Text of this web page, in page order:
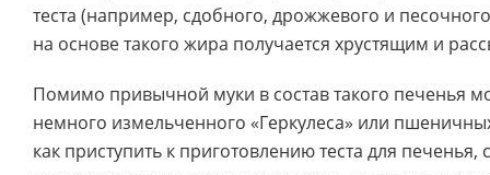
теста (например, сдобного, дрожжевого и
на основе такого жира получается хрустящим и
Помимо привычной муки в состав такого печенья
немного измельченного «Геркулеса» или
как приступить к приготовлению теста для печенья,